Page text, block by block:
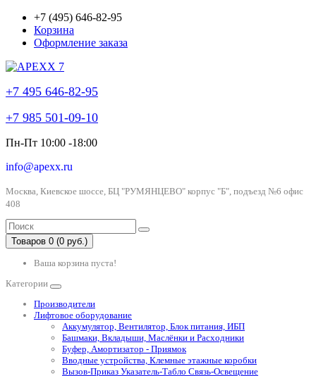
+7 (495) 646-82-95
Корзина
Оформление заказа
+7 495 646-82-95
+7 985 501-09-10
Пн-Пт 10:00 -18:00
info@apexx.ru
Москва, Киевское шоссе, БЦ "РУМЯНЦЕВО" корпус "Б", подъезд №6 офис
408
Товаров 0 (0 руб.)
Ваша корзина пуста!
Категории
Производители
Лифтовое оборудование
Аккумулятор, Вентилятор, Блок питания, ИБП
Башмаки, Вкладыши, Маслёнки и Расходники
Буфер, Амортизатор - Приямок
Вводные устройства, Клемные этажные коробки
Вызов-Приказ Указатель-Табло Связь-Освещение